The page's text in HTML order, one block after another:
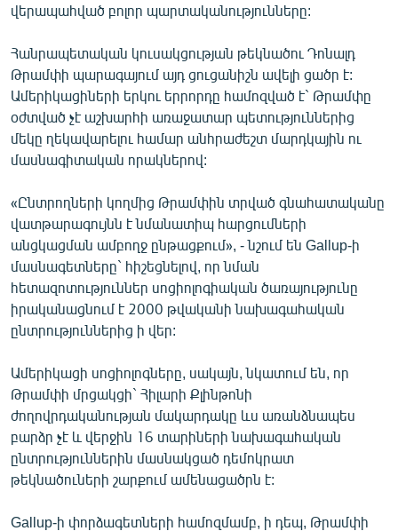
վերապահված բոլոր պարտականությունները:
Հանրապետական կուսակցության թեկնածու Դոնալդ
Թրամփի պարագայում այդ ցուցանիշն ավելի ցածր է:
Ամերիկացիների երկու երրորդը համոզված է` Թրամփը
օժտված չէ աշխարհի առաջատար պետություններից
մեկը ղեկավարելու համար անհրաժեշտ մարդկային ու
մասնագիտական որակներով:
«Ընտրողների կողմից Թրամփին տրված գնահատականը
վատթարագույնն է նմանատիպ հարցումների
անցկացման ամբողջ ընթացքում», - նշում են Gallup-ի
մասնագետները` հիշեցնելով, որ նման
հետազոտություններ սոցիոլոգիական ծառայությունը
իրականացնում է 2000 թվականի նախագահական
ընտրություններից ի վեր:
Ամերիկացի սոցիոլոգները, սակայն, նկատում են, որ
Թրամփի մրցակցի` Հիլարի Քլինթոնի
ժողովրդականության մակարդակը ևս առանձնապես
բարձր չէ և վերջին 16 տարիների նախագահական
ընտրություններին մասնակցած դեմոկրատ
թեկնածուների շարքում ամենացածրն է:
Gallup-ի փորձագետների համոզմամբ, ի դեպ, Թրամփի